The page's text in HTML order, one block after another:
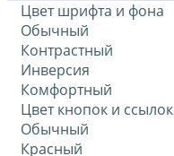
Цвет шрифта и фона
Обычный
Контрастный
Инверсия
Комфортный
Цвет кнопок и ссылок
Обычный
Красный